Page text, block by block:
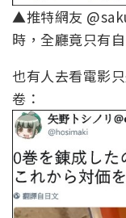
▲推特網友
時，全廳竟只有
也有人去看電影
卷：